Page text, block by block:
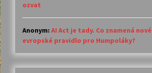
ozvat
Anonym: AI Act je tady. Co znamená nové
evropské pravidlo pro Humpoláky?